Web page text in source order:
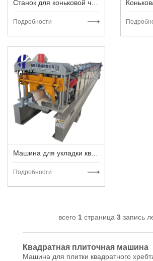
Подробности
Подробности
всего 1 страница 3 запись
Квадратная плиточная машина
Машина для плитки квадратного